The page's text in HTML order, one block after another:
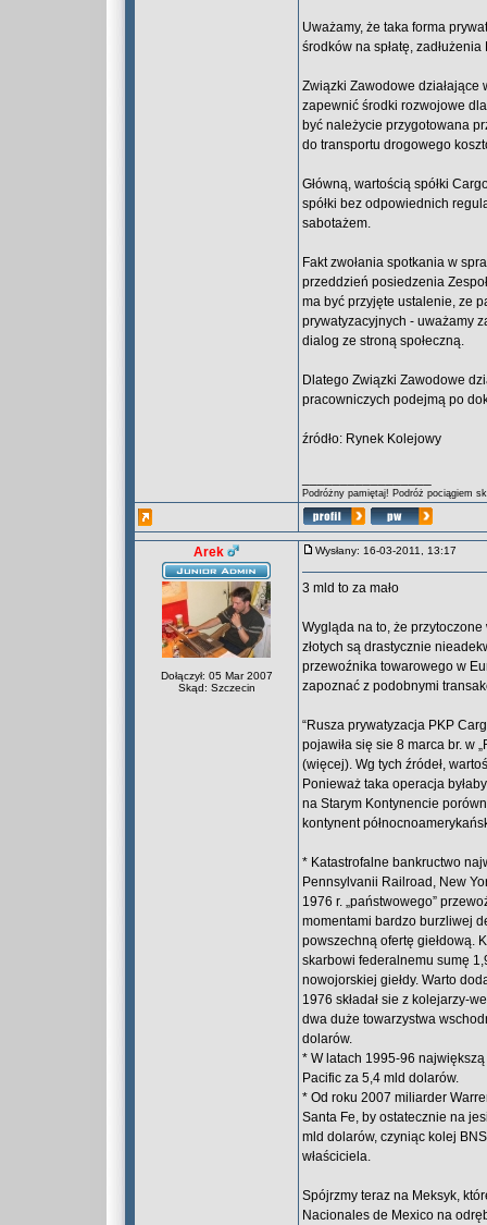
Uważamy, że taka forma
środków na spłatę,
Związki Zawodowe działające
zapewnić środki rozwojowe
być należycie przygotowana
do transportu drogowego
Główną, wartością spółki
spółki bez odpowiednich
sabotażem.
Fakt zwołania spotkania w
przeddzień posiedzenia
ma być przyjęte ustalenie, ze
prywatyzacyjnych - uważamy
dialog ze stroną społeczną.
Dlatego Związki Zawodowe
pracowniczych podejmą po
źródło: Rynek Kolejowy
Podróżny pamiętaj! Podróż pociągiem
Arek
Dołączył: 05 Mar 2007
Skąd: Szczecin
Wysłany: 16-03-2011, 13:17
3 mld to za mało
Wygląda na to, że
złotych są drastycznie
przewoźnika towarowego w
zapoznać z podobnymi
“Rusza prywatyzacja PKP
pojawiła się sie 8 marca br. w
(więcej). Wg tych źródeł,
Ponieważ taka operacja
na Starym Kontynencie
kontynent
* Katastrofalne bankructwo
Pennsylvanii Railroad, New
1976 r. „państwowego”
momentami bardzo burzliwej
powszechną ofertę giełdową.
skarbowi federalnemu sumę
nowojorskiej giełdy. Warto
1976 składał sie z kolejarzy-
dwa duże towarzystwa
dolarów.
* W latach 1995-96
Pacific za 5,4 mld dolarów.
* Od roku 2007 miliarder
Santa Fe, by ostatecznie na
mld dolarów, czyniąc kolej
właściciela.
Spójrzmy teraz na Meksyk,
Nacionales de Mexico na